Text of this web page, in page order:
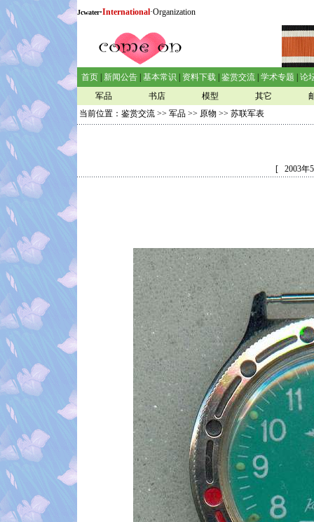
Jcwater·International·Organization
首页 新闻公告 基本常识 资料下载 鉴赏交流 学术专题
论
军品
书店 模型 其它
当前位置： 鉴赏交流 >> 军品 >> 原物 >> 苏联军表
[ 2003年